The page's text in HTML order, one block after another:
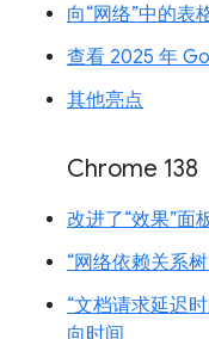
向“网络”中的表
查看 2025 年
其他亮点
Chrome 138
改进了“效果”面
“网络依赖关系
“文档请求延迟
向时间